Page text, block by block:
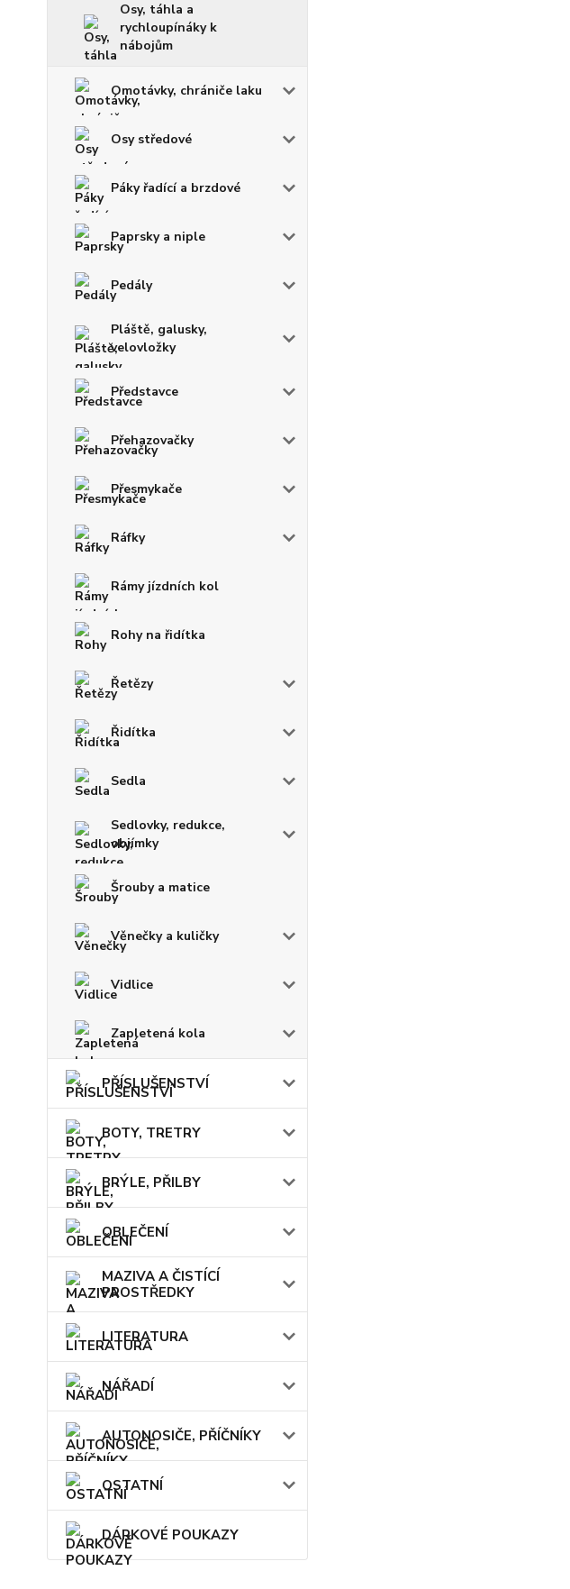
Osy, táhla a
rychloupínáky k
nábojům
Omotávky, chrániče laku
Osy středové
Páky řadící a brzdové
Paprsky a niple
Pedály
Pláště, galusky,
velovložky
Představce
Přehazovačky
Přesmykače
Ráfky
Rámy jízdních kol
Rohy na řidítka
Řetězy
Řidítka
Sedla
Sedlovky, redukce,
objímky
Šrouby a matice
Věnečky a kuličky
Vidlice
Zapletená kola
PŘÍSLUŠENSTVÍ
BOTY, TRETRY
BRÝLE, PŘILBY
OBLEČENÍ
MAZIVA A ČISTÍCÍ
PROSTŘEDKY
LITERATURA
NÁŘADÍ
AUTONOSIČE, PŘÍČNÍKY
OSTATNÍ
DÁRKOVÉ POUKAZY